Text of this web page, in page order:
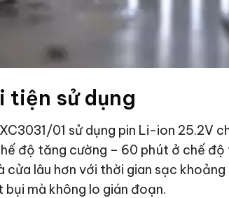
tiện sử dụng
01 sử dụng pin Li-ion 25.2V
độ tăng cường – 60 phút ở chế
cửa lâu hơn với thời gian sạc
mà không lo gián đoạn.